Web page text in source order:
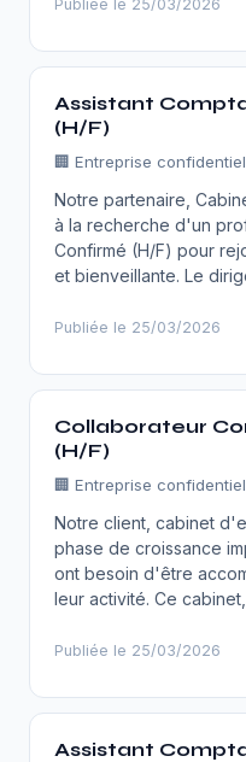
Publiée le 25/03/2026
Assistant
(H/F)
🏢 Entreprise
Notre partenaire,
à la recherche d'un
Confirmé (H/F) pour
et bienveillante. Le
Publiée le 25/03/2026
Collaborateur
(H/F)
🏢 Entreprise
Notre client, cabinet
phase de croissance
ont besoin d'être
leur activité. Ce
Publiée le 25/03/2026
Assistant